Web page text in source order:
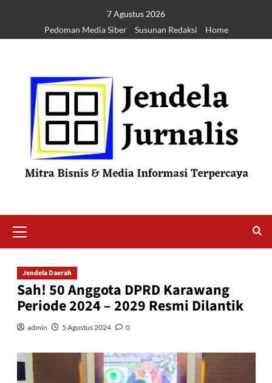
7 Agustus 2026
Pedoman Media Siber
Susunan Redaksi Home
Jendela Daerah
Sah! 50 Anggota DPRD Karawang
Periode 2024 – 2029 Resmi Dilantik
admin 5 Agustus 2024 0